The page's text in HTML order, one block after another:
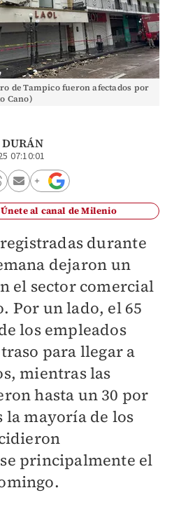
de Tampico fueron afectados por
Cano)
07:10:01
Únete al canal de Milenio
durante
dejaron un
el sector comercial
Por un lado, el 65
los empleados
para llegar a
mientras las
hasta un 30 por
la mayoría de los
principalmente el